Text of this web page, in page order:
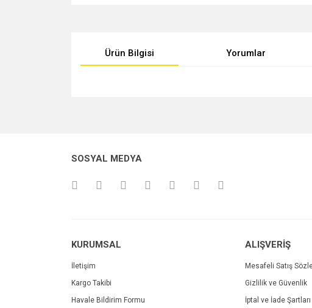
Ürün Bilgisi Yorumlar
Ürün açıklamasında eksik bilgiler bulunuyor.
SOSYAL MEDYA
KURUMSAL
İletişim
Kargo Takibi
Havale Bildirim Formu
ALIŞVERİŞ
Mesafeli Satış
Gizlilik ve Güvenlik
İptal ve İade Şartları